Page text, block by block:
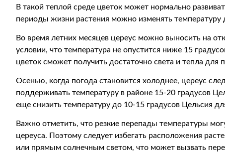
В такой теплой среде цветок может нормально
периоды жизни растения можно изменять температуру
Во время летних месяцев цереус можно выносить на
условии, что температура не опустится ниже 15
цветок сможет получить достаточно света и тепла для
Осенью, когда погода становится холоднее, цереус
поддерживать температуру в районе 15-20 градусов
еще снизить температуру до 10-15 градусов Цельсия
Важно отметить, что резкие перепады температуры
цереуса. Поэтому следует избегать расположения
или прямым солнечным светом, что может вызвать